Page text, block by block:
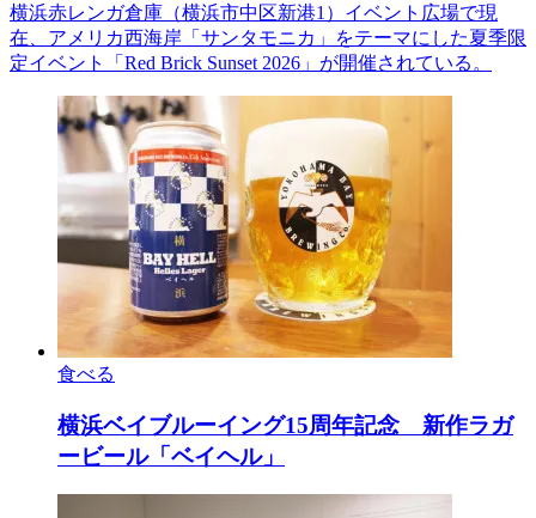
横浜赤レンガ倉庫（横浜市中区新港1）イベント広場で現
在、アメリカ西海岸「サンタモニカ」をテーマにした夏季限
定イベント「Red Brick Sunset 2026」が開催されている。
食べる
横浜ベイブルーイング15周年記念 新作ラガ
ービール「ベイヘル」